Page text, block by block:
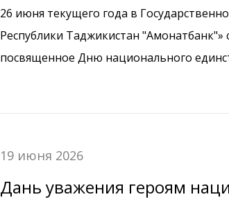
26 июня текущего года в
Республики Таджикистан
посвященное Дню национального
19 июня 2026
Дань уважения героям